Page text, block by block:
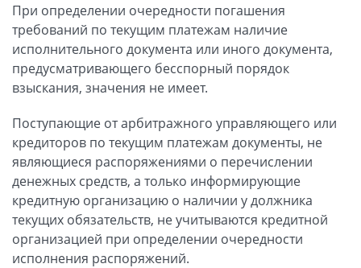
При определении очередности погашения
требований по текущим платежам наличие
исполнительного документа или иного документа,
предусматривающего бесспорный порядок
взыскания, значения не имеет.
Поступающие от арбитражного управляющего или
кредиторов по текущим платежам документы, не
являющиеся распоряжениями о перечислении
денежных средств, а только информирующие
кредитную организацию о наличии у должника
текущих обязательств, не учитываются кредитной
организацией при определении очередности
исполнения распоряжений.